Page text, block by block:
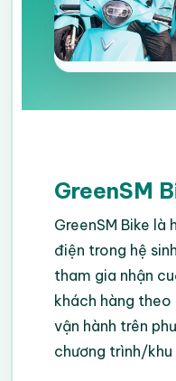
GreenSM
GreenSM Bike
điện trong hệ
tham gia nhận
khách hàng
vận hành trên
chương trình/khu